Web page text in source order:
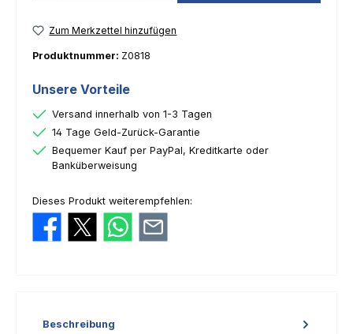
Zum Merkzettel hinzufügen
Produktnummer: Z0818
Unsere Vorteile
Versand innerhalb von 1-3 Tagen
14 Tage Geld-Zurück-Garantie
Bequemer Kauf per PayPal, Kreditkarte oder
Banküberweisung
Dieses Produkt weiterempfehlen:
Beschreibung